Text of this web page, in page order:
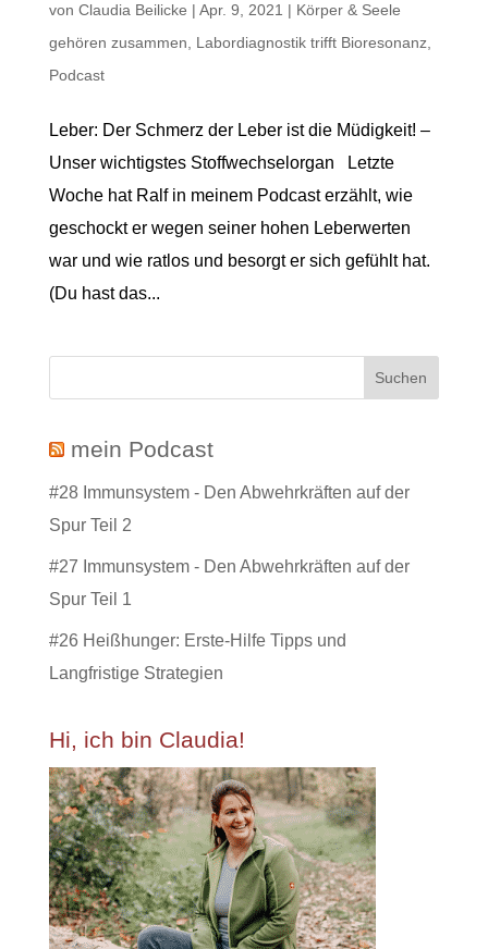
von Claudia Beilicke | Apr. 9, 2021 | Körper & Seele
gehören zusammen
Labordiagnostik trifft Bioresonanz,
Podcast
Leber: Der Schmerz der Leber ist die Müdigkeit! –
Unser wichtigstes Stoffwechselorgan Letzte
Woche hat Ralf in meinem Podcast erzählt, wie
geschockt er wegen seiner hohen Leberwerten
war und wie ratlos und besorgt er sich gefühlt hat.
(Du hast das...
mein Podcast
#28 Immunsystem - Den Abwehrkräften auf der
Spur Teil 2
#27 Immunsystem - Den Abwehrkräften auf der
Spur Teil 1
#26 Heißhunger: Erste-Hilfe Tipps und
Langfristige Strategien
Hi, ich bin Claudia!